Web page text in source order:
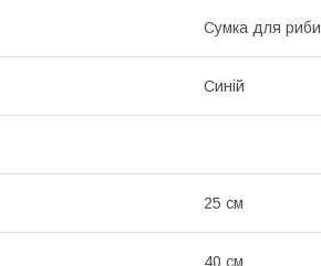
Сумка для риби
Синій
25 см
40 см